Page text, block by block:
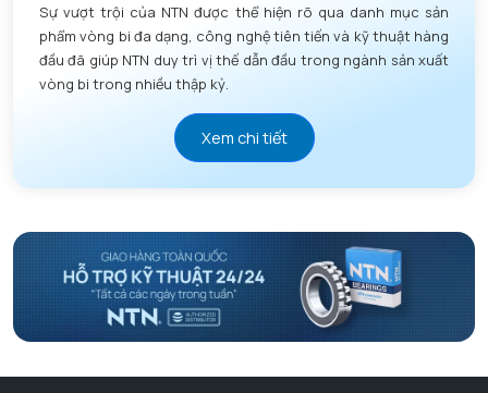
Sự vượt trội của NTN được thể hiện rõ qua danh mục sản
phẩm vòng bi đa dạng, công nghệ tiên tiến và kỹ thuật hàng
đầu đã giúp NTN duy trì vị thế dẫn đầu trong ngành sản xuất
vòng bi trong nhiều thập kỷ.
Xem chi tiết